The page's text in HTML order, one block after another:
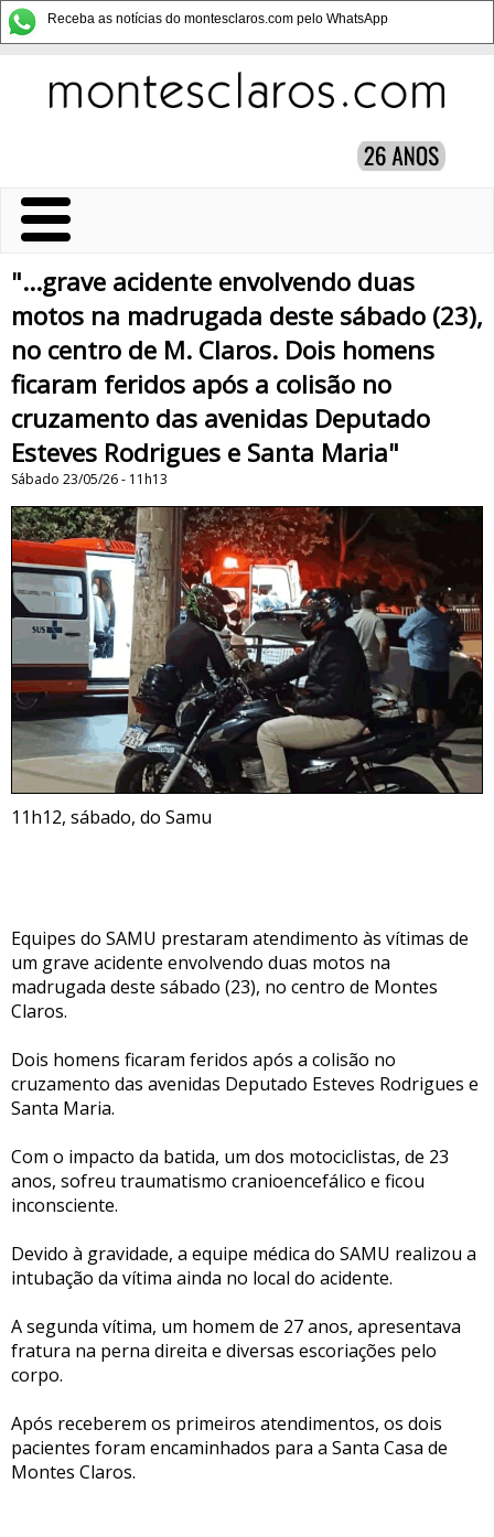
Receba as notícias do montesclaros.com pelo WhatsApp
"...grave acidente envolvendo duas
motos na madrugada deste sábado (23),
no centro de M. Claros. Dois homens
ficaram feridos após a colisão no
cruzamento das avenidas Deputado
Esteves Rodrigues e Santa Maria"
Sábado 23/05/26 - 11h13
11h12, sábado, do Samu
Equipes do SAMU prestaram atendimento às vítimas de
um grave acidente envolvendo duas motos na
madrugada deste sábado (23), no centro de Montes
Claros.
Dois homens ficaram feridos após a colisão no
cruzamento das avenidas Deputado Esteves Rodrigues e
Santa Maria.
Com o impacto da batida, um dos motociclistas, de 23
anos, sofreu traumatismo cranioencefálico e ficou
inconsciente.
Devido à gravidade, a equipe médica do SAMU realizou a
intubação da vítima ainda no local do acidente.
A segunda vítima, um homem de 27 anos, apresentava
fratura na perna direita e diversas escoriações pelo
corpo.
Após receberem os primeiros atendimentos, os dois
pacientes foram encaminhados para a Santa Casa de
Montes Claros.